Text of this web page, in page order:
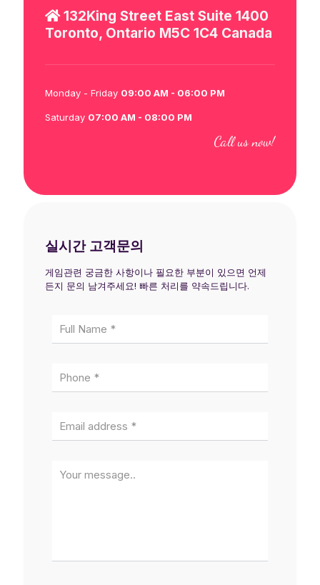
132King Street East Suite 1400
Toronto, Ontario M5C 1C4 Canada
Monday - Friday 09:00 AM - 06:00 PM
Saturday 07:00 AM - 08:00 PM
Call us now!
실시간 고객문의
게임관련 궁금한 사항이나 필요한 부분이 있으면 언제
든지 문의 남겨주세요! 빠른 처리를 약속드립니다.